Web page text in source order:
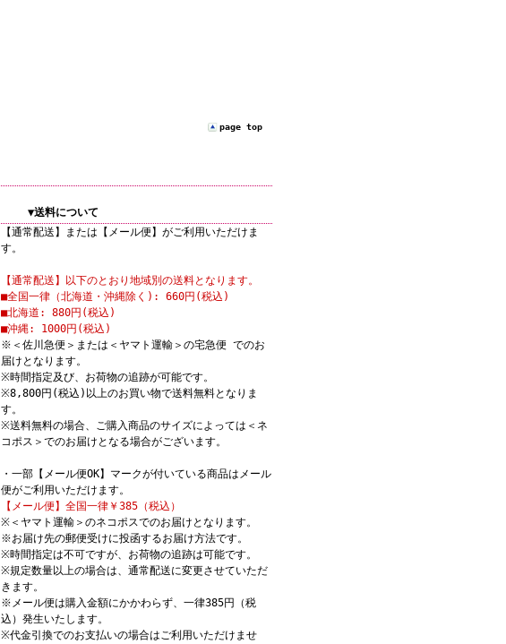
page top
▼送料について
【通常配送】または【メール便】がご利用いただけま
す。
【通常配送】以下のとおり地域別の送料となります。
■全国一律（北海道・沖縄除く): 660円(税込)
■北海道: 880円(税込)
■沖縄: 1000円(税込)
※＜佐川急便＞または＜ヤマト運輸＞の宅急便 でのお
届けとなります。
※時間指定及び、お荷物の追跡が可能です。
※8,800円(税込)以上のお買い物で送料無料となりま
す。
※送料無料の場合、ご購入商品のサイズによっては＜ネ
コポス＞でのお届けとなる場合がございます。
・一部【メール便OK】マークが付いている商品はメール
便がご利用いただけます。
【メール便】全国一律￥385（税込）
※＜ヤマト運輸＞のネコポスでのお届けとなります。
※お届け先の郵便受けに投函するお届け方法です。
※時間指定は不可ですが、お荷物の追跡は可能です。
※規定数量以上の場合は、通常配送に変更させていただ
きます。
※メール便は購入金額にかかわらず、一律385円（税
込）発生いたします。
※代金引換でのお支払いの場合はご利用いただけませ